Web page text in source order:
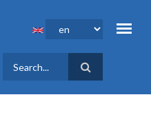
SEARCH
FORM